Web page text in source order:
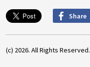
Share
(c) 2026. All Rights Reserved.